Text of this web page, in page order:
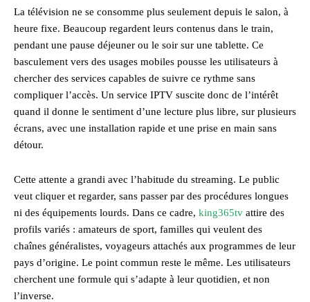
La télévision ne se consomme plus seulement depuis le salon, à
heure fixe. Beaucoup regardent leurs contenus dans le train,
pendant une pause déjeuner ou le soir sur une tablette. Ce
basculement vers des usages mobiles pousse les utilisateurs à
chercher des services capables de suivre ce rythme sans
compliquer l’accès. Un service IPTV suscite donc de l’intérêt
quand il donne le sentiment d’une lecture plus libre, sur plusieurs
écrans, avec une installation rapide et une prise en main sans
détour.
Cette attente a grandi avec l’habitude du streaming. Le public
veut cliquer et regarder, sans passer par des procédures longues
ni des équipements lourds. Dans ce cadre, king365tv attire des
profils variés : amateurs de sport, familles qui veulent des
chaînes généralistes, voyageurs attachés aux programmes de leur
pays d’origine. Le point commun reste le même. Les utilisateurs
cherchent une formule qui s’adapte à leur quotidien, et non
l’inverse.